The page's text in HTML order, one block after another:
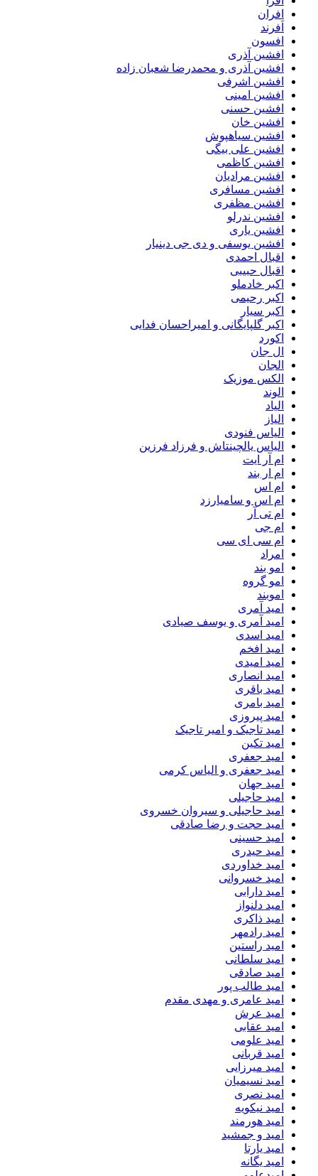
افران
اَفرند
افسون
افشین آذری
افشین آذری و محمدرضا شعبان زاده
افشین اشرفی
افشین امینی
افشین حسنی
افشین خان
افشین سیاهپوش
افشین علی بیگی
افشین کاظمی
افشین مرادیان
افشین مسافری
افشین مظفری
افشین ندرلو
افشین یاری
افشین یوسفی و دی جی دینیار
اقبال احمدی
اقبال حبیبی
اکبر خادملو
اکبر رحیمی
اکبر سیار
اکبر گلپایگانی و امیراحسان فدایی
اکورد
ال جان
الجان
الکس موزیک
الوند
الیاد
الیاز
الیاس فنودی
الیاس یالچینتاش و فرزاد فرزین
ام آر ایت
ام‌ ار بند
ام اس
ام اس و سامیارزد
ام تی آر
ام جی
ام سی ای سی
امراد
امو بند
امو گروه
اموبند
امید آمری
امید آمری و یوسف صیادی
امید اسدی
امید افخم
امید امیدی
امید انصاری
امید باقری
امید بامری
امید پیروزی
امید تاجیک و امیر تاجیک
امید تکین
امید جعفری
امید جعفری و الیاس کرمی
امید جهان
امید حاجیلی
امید حاجیلی و سیروان خسروی
امید حجت و رضا صادقی
امید حسینی
امید حیدری
امید خداوردی
امید خسروانی
امید دارابی
امید دلنواز
امید ذاکری
امید رادمهر
امید راستین
امید سلطانی
امید صادقی
امید طالب پور
امید عامری و مهدی مقدم
امید عرش
امید عقابی
امید علومی
امید قربانی
امید میرزایی
امید نسیمیان
امید نصری
امید نیکویه
امید هورمند
امید و جمشید
امید یارتا
امید یگانه